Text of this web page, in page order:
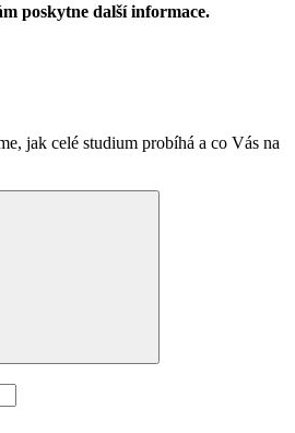
poskytne další informace.
jak celé studium probíhá a co Vás na